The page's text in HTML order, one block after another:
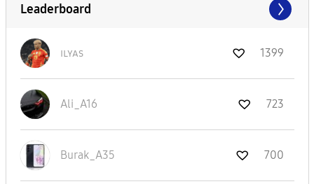
Leaderboard
ɪʟʏᴀs 1399
Ali_A16 723
Burak_A35 700